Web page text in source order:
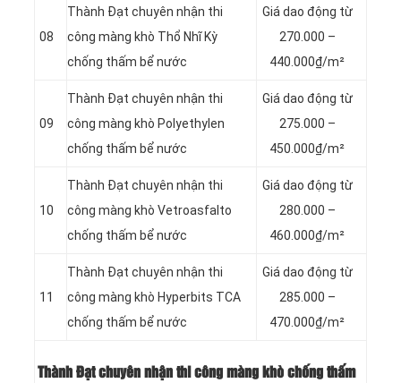
08
Thành Đạt chuyên nhận thi
công màng khò Thổ Nhĩ Kỳ
chống thấm bể nước
Giá dao động từ
270.000 –
440.000₫/m²
09
Thành Đạt chuyên nhận thi
công màng khò Polyethylen
chống thấm bể nước
Giá dao động từ
275.000 –
450.000₫/m²
10
Thành Đạt chuyên nhận thi
công màng khò Vetroasfalto
chống thấm bể nước
Giá dao động từ
280.000 –
460.000₫/m²
11
Thành Đạt chuyên nhận thi
công màng khò Hyperbits TCA
chống thấm bể nước
Giá dao động từ
285.000 –
470.000₫/m²
Thành Đạt chuyên nhận thi công màng khò chống thấm